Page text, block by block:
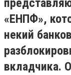
«ЕНПФ»,
некий
вкладчика.